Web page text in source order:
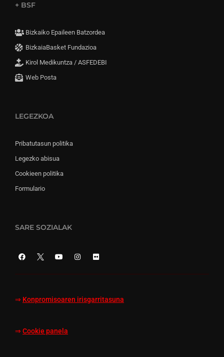
+ BSF
Bizkaiko Epaileen Batzordea
BizkaiaBasket Fundazioa
Kirol Medikuntza / ASFEDEBI
Web Posta
LEGEZKOA
Pribatutasun politika
Legezko abisua
Cookieen politika
Formulario
SARE SOZIALAK
⇒ Konpromisoaren irisgarritasuna
⇒ Cookie panela